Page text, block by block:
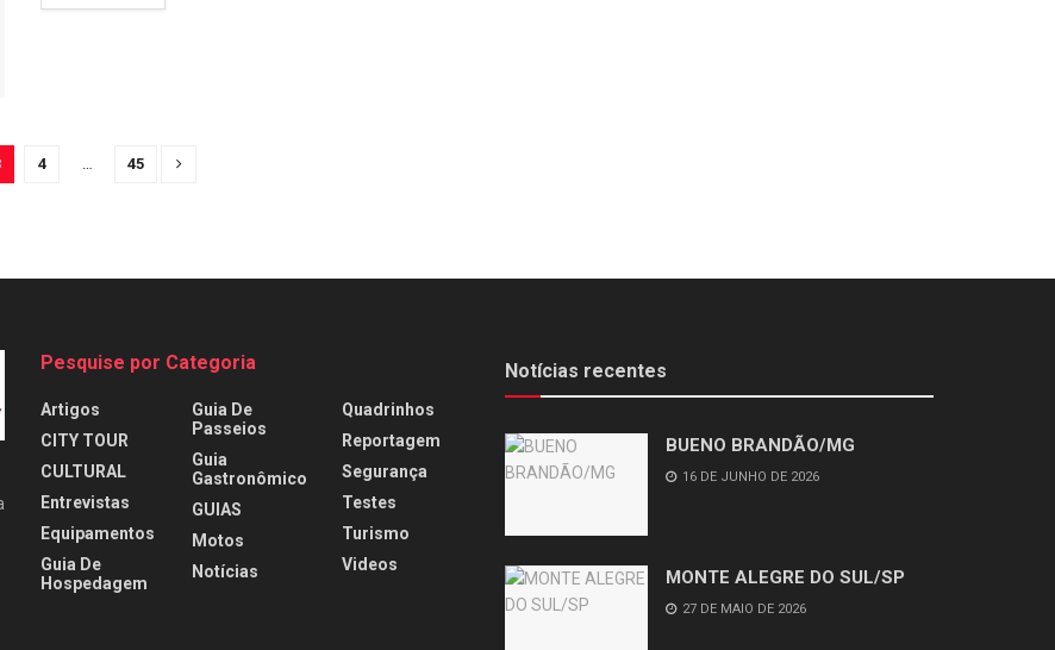
4 45
Pesquise por Categoria
Artigos
CITY TOUR
CULTURAL
Entrevistas
Equipamentos
Guia De
Hospedagem
Guia De
Passeios
Guia
Gastronômico
GUIAS
Motos
Notícias
Quadrinhos
Reportagem
Segurança
Testes
Turismo
Videos
Notícias recentes
BUENO BRANDÃO/MG
16 DE JUNHO DE 2026
MONTE ALEGRE DO SUL/SP
27 DE MAIO DE 2026